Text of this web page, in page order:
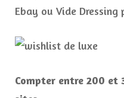
Ebay ou Vide
Compter entre 200 et